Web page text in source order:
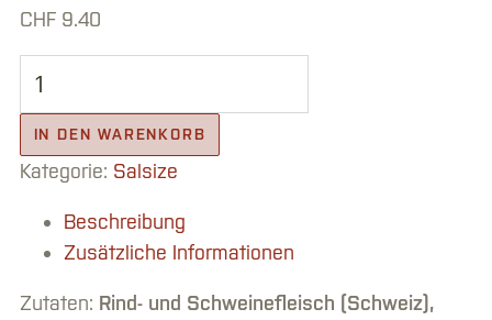
CHF9.40
IN DEN WARENKORB
Kategorie: Salsize
Beschreibung
Zusätzliche Informationen
Zutaten: Rind- und Schweinefleisch (Schweiz),